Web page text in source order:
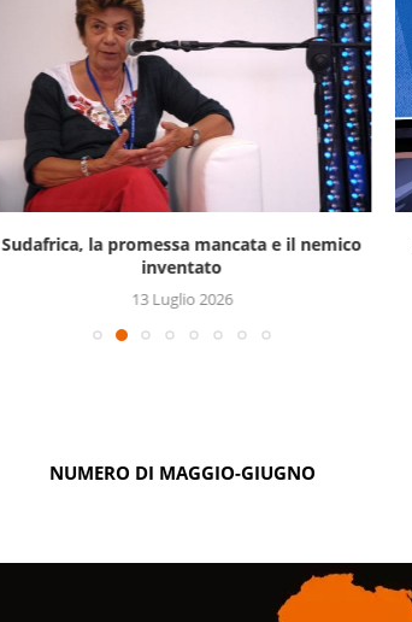
Sudafrica, la promessa mancata e il nemico
inventato
13 Luglio 2026
NUMERO DI MAGGIO-GIUGNO